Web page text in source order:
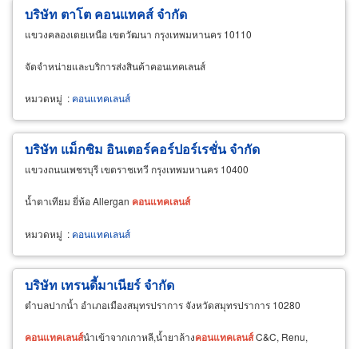
บริษัท ตาโต คอนแทคส์ จำกัด
แขวงคลองเตยเหนือ เขตวัฒนา กรุงเทพมหานคร 10110
จัดจำหน่ายและบริการส่งสินค้าคอนเทคเลนส์
หมวดหมู่ : คอนแทคเลนส์
บริษัท แม็กซิม อินเตอร์คอร์ปอร์เรชั่น จำกัด
แขวงถนนเพชรบุรี เขตราชเทวี กรุงเทพมหานคร 10400
น้ำตาเทียม ยี่ห้อ Allergan คอนแทคเลนส์
หมวดหมู่ : คอนแทคเลนส์
บริษัท เทรนดี้มาเนียร์ จำกัด
ตำบลปากน้ำ อำเภอเมืองสมุทรปราการ จังหวัดสมุทรปราการ 10280
คอนแทคเลนส์นำเข้าจากเกาหลี,น้ำยาล้างคอนแทคเลนส์C&C, Renu,